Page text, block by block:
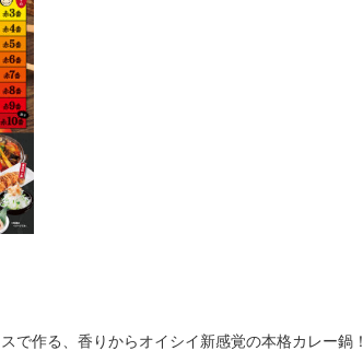
で作る、香りからオイシイ新感覚の本格カレー鍋！